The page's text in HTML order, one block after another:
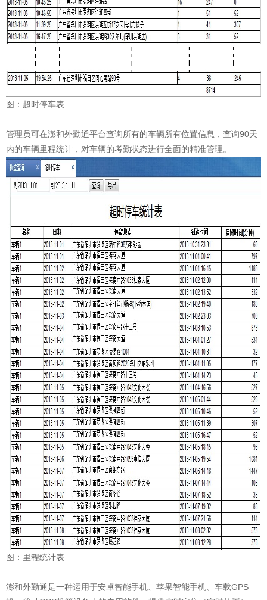
图：超时停车表
管理员可在澎和外勤通平台查询所有的车辆所有位置信息，查询90天
内的车辆里程统计，对车辆的考勤状态进行全面的精准管理。
图：里程统计表
澎和外勤通是一种运用于安卓智能手机、苹果智能手机、车载GPS